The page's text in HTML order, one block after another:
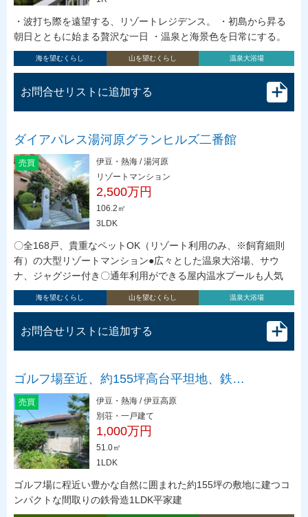
・波打ち際を遠望する、リゾートレジデンス。 ・初島から昇る
朝日とともに始まる贅沢な一日 ・温泉と海景色を日常にする。
海を望むくらし 山を望むくらし 温泉大浴場
お問合せリストに追加する
ダイアパレス湯河原グランヒルズ二番館
売買
伊豆・熱海 / 湯河原
リゾートマンション
2,500万円
106.2㎡
3LDK
〇全168戸、貴重なペットOK（リゾート利用のみ、※飼育細則
有）の大型リゾートマンション●広々とした温泉大浴場、サウ
ナ、ジャグジー付き〇通年利用ができる屋内温水プールも人気
海を望むくらし 山を望むくらし 温泉大浴場
お問合せリストに追加する
ゴルフ場至近、約155坪高台平坦地、鉄…
売買
伊豆・熱海 / 伊豆高原
別荘・一戸建て
1,000万円
51.0㎡
1LDK
ゴルフ場に程近い豊かな自然に囲まれた約155坪の敷地に建つコ
ンパクトな間取りの鉄骨造1LDK平家建